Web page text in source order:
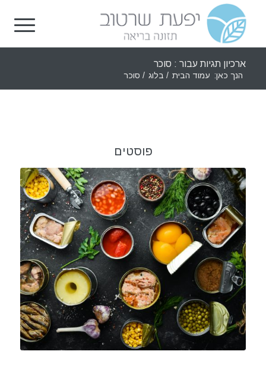
ארכיון תגיות עבור : סוכר
הנך כאן: עמוד הבית / בלוג / סוכר
פוסטים